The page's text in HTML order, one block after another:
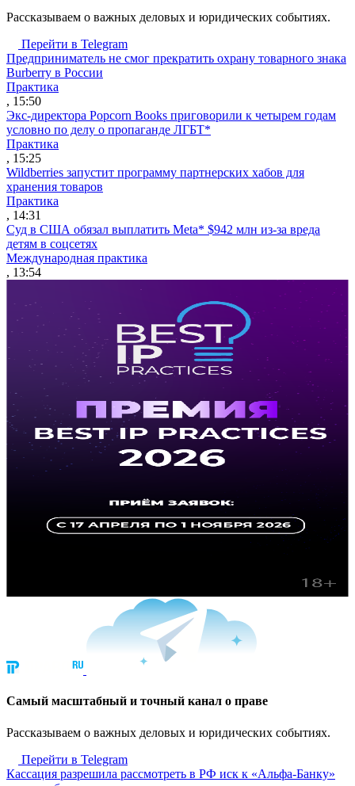
Рассказываем о важных деловых и юридических событиях.
Перейти в Telegram
Предприниматель не смог прекратить охрану товарного знака
Burberry в России
Практика
, 15:50
Экс-директора Popcorn Books приговорили к четырем годам
условно по делу о пропаганде ЛГБТ*
Практика
, 15:25
Wildberries запустит программу партнерских хабов для
хранения товаров
Практика
, 14:31
Суд в США обязал выплатить Meta* $942 млн из-за вреда
детям в соцсетях
Международная практика
, 13:54
Cамый масштабный и точный канал о праве
Рассказываем о важных деловых и юридических событиях.
Перейти в Telegram
Кассация разрешила рассмотреть в РФ иск к «Альфа-Банку»